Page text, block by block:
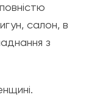
салон, в
з